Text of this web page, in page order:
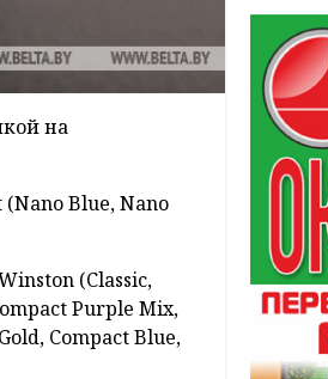
на
Blue, Nano
(Classic,
Purple Mix,
Compact Blue,